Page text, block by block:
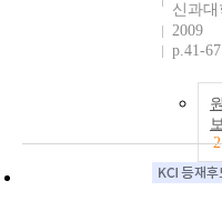
신과대
2009
p.41-67
2